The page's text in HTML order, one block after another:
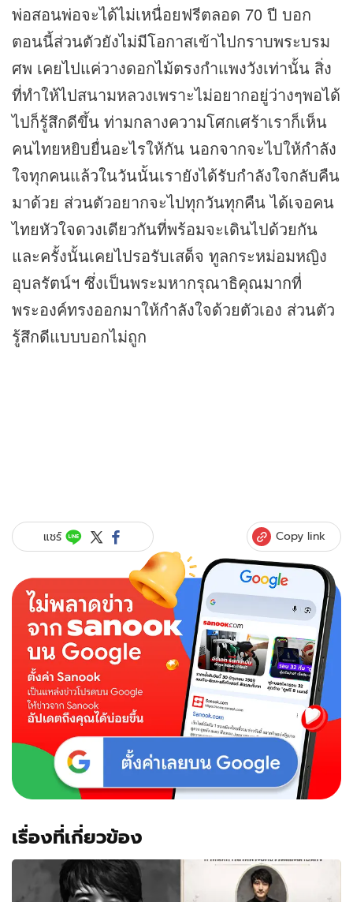
พ่อสอนพ่อจะได้ไม่เหนื่อยฟรีตลอด 70 ปี บอก
ตอนนี้ส่วนตัวยังไม่มีโอกาสเข้าไปกราบพระบรม
ศพ เคยไปแค่วางดอกไม้ตรงกำแพงวังเท่านั้น สิ่ง
ที่ทำให้ไปสนามหลวงเพราะไม่อยากอยู่ว่างๆพอได้
ไปก็รู้สึกดีขึ้น ท่ามกลางความโศกเศร้าเราก็เห็น
คนไทยหยิบยื่นอะไรให้กัน นอกจากจะไปให้กำลัง
ใจทุกคนแล้วในวันนั้นเรายังได้รับกำลังใจกลับคืน
มาด้วย ส่วนตัวอยากจะไปทุกวันทุกคืน ได้เจอคน
ไทยหัวใจดวงเดียวกันที่พร้อมจะเดินไปด้วยกัน
และครั้งนั้นเคยไปรอรับเสด็จ ทูลกระหม่อมหญิง
อุบลรัตน์ฯ ซึ่งเป็นพระมหากรุณาธิคุณมากที่
พระองค์ทรงออกมาให้กำลังใจด้วยตัวเอง ส่วนตัว
รู้สึกดีแบบบอกไม่ถูก
แชร์ Copy link
เรื่องที่เกี่ยวข้อง